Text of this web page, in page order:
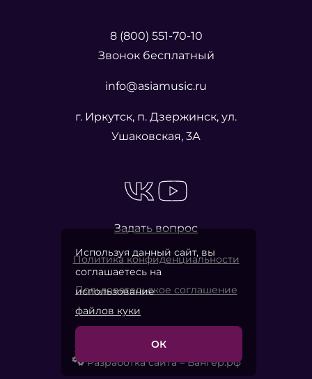
8 (800) 551-70-10
Звонок бесплатный
info@asiamusic.ru
г. Иркутск, п. Дзержинск, ул.
Ушаковская, 3А
Задать вопрос
Политика конфиденциальности
Пользовательское соглашение
2026 © «Азия Мьюзик Компани»
Разработка сайта – Вангер.рф
Используя данный сайт, вы
соглашаетесь на
использование
файлов куки
ОК